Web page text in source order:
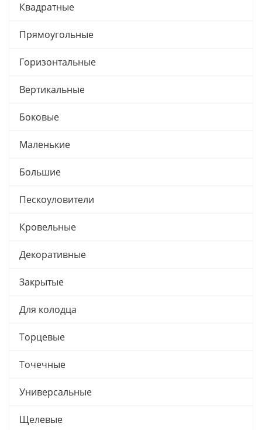
Квадратные
Прямоугольные
Горизонтальные
Вертикальные
Боковые
Маленькие
Большие
Пескоуловители
Кровельные
Декоративные
Закрытые
Для колодца
Торцевые
Точечные
Универсальные
Щелевые